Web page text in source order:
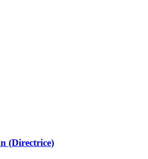
(Directrice)